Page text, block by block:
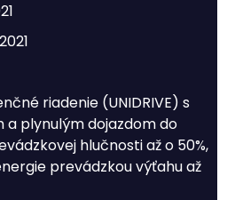
riadenie (UNIDRIVE) s
a plynulým dojazdom do
hlučnosti až o 50%,
prevádzkou výťahu až